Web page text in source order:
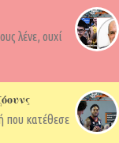
λένε, ουχί
που κατέθεσε